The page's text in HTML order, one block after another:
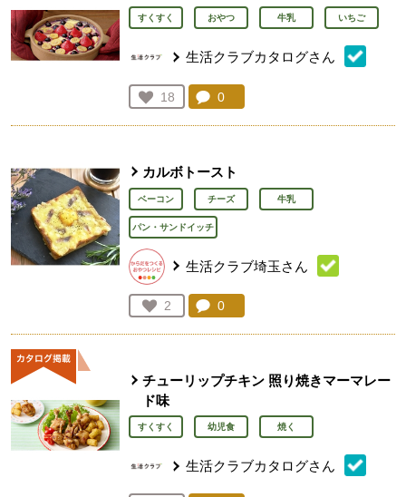
すくすく おやつ 牛乳 いちご
生活クラブカタログさん
お気に入り登録：
18
人が登録
コメント：
0
カルボトースト
ベーコン チーズ 牛乳
パン・サンドイッチ
生活クラブ埼玉さん
お気に入り登録：
2
人が登録
コメント：
0
チューリップチキン 照り焼きマーマレー
ド味
すくすく 幼児食 焼く
生活クラブカタログさん